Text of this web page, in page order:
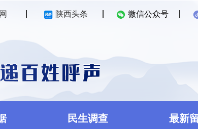
陕西头条 微信公众号
民生调查 最新